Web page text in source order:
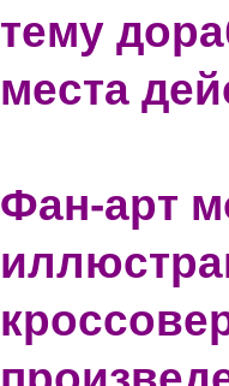
тему
места
Фан-арт